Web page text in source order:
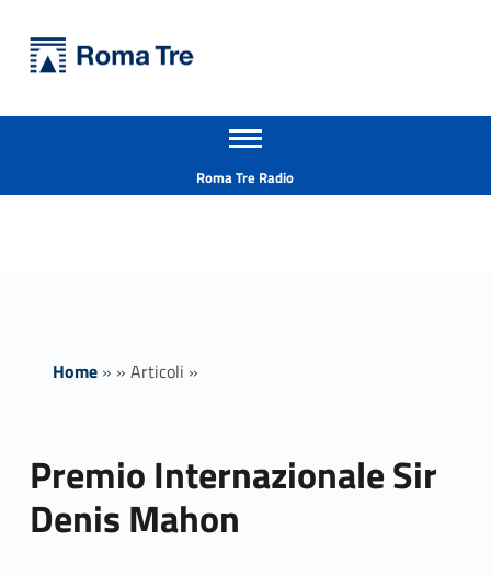
Premio Internazionale Sir Denis Mahon - Università Roma Tre
Apri il menu secondario
Roma Tre Radio
Home» » Articoli »
Premio Internazionale Sir
Denis Mahon